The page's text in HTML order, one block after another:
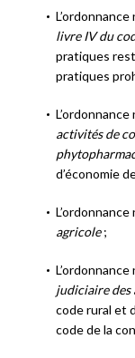
livre IV du
pratiques
pratiques
activités de
d’économie
agricole;
judiciaire des
code rural et
code de la